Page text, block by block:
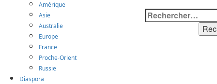
Amérique
Asie
Australie
Europe
France
Proche-Orient
Russie
Diaspora
Rechercher :